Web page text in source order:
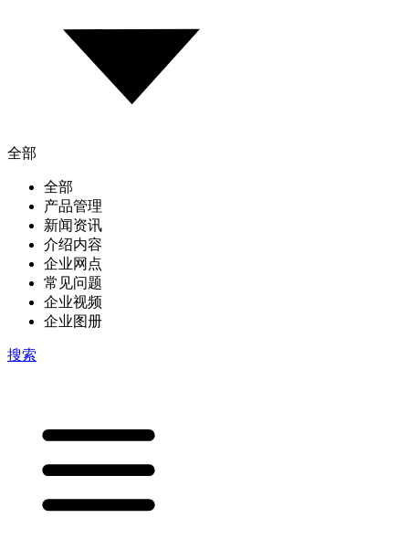
全部
全部
产品管理
新闻资讯
介绍内容
企业网点
常见问题
企业视频
企业图册
搜索